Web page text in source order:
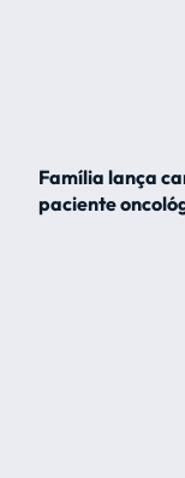
Família lança
paciente